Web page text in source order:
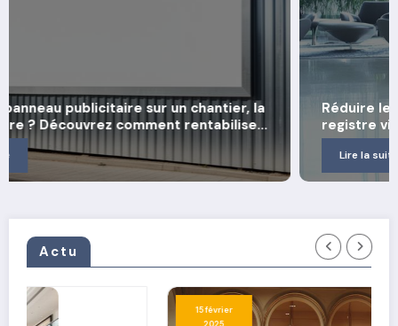
Réduire les formalités et les risques grâce au
registre visiteur digital en entreprise
Lire la suite
Actu